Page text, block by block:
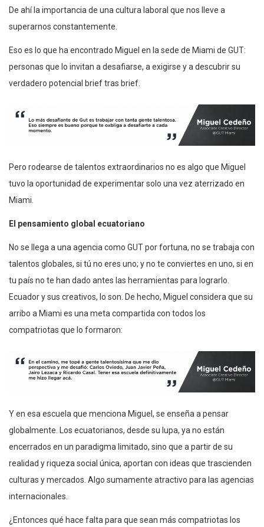
De ahí la importancia de una cultura laboral que nos lleve a
superarnos constantemente.
Eso es lo que ha encontrado Miguel en la sede de Miami de GUT:
personas que lo invitan a desafiarse, a exigirse y a descubrir su
verdadero potencial brief tras brief.
Pero rodearse de talentos extraordinarios no es algo que Miguel
tuvo la oportunidad de experimentar solo una vez aterrizado en
Miami.
El pensamiento global ecuatoriano
No se llega a una agencia como GUT por fortuna, no se trabaja con
talentos globales, si tú no eres uno; y no te conviertes en uno, si en
tu país no te han dado antes las herramientas para lograrlo.
Ecuador y sus creativos, lo son. De hecho, Miguel considera que su
arribo a Miami es una meta compartida con todos los
compatriotas que lo formaron:
Y en esa escuela que menciona Miguel, se enseña a pensar
globalmente. Los ecuatorianos, desde su lupa, ya no están
encerrados en un paradigma limitado, sino que a partir de su
realidad y riqueza social única, aportan con ideas que trascienden
culturas y mercados. Algo sumamente atractivo para las agencias
internacionales.
¿Entonces qué hace falta para que sean más compatriotas los